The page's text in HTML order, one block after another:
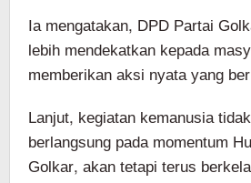
Ia mengatakan, DPD Partai
lebih mendekatkan kepada
memberikan aksi nyata yang
Lanjut, kegiatan kemanusia
berlangsung pada momentum
Golkar, akan tetapi terus